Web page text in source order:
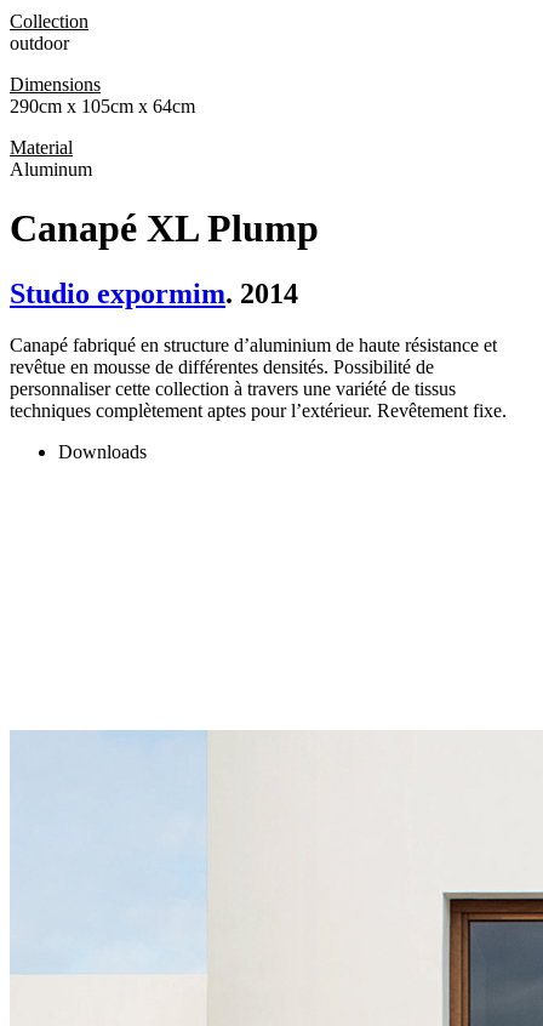
Collection
outdoor
Dimensions
290cm x 105cm x 64cm
Material
Aluminum
Canapé XL Plump
Studio expormim. 2014
Canapé fabriqué en structure d’aluminium de haute résistance et
revêtue en mousse de différentes densités. Possibilité de
personnaliser cette collection à travers une variété de tissus
techniques complètement aptes pour l’extérieur. Revêtement fixe.
Downloads